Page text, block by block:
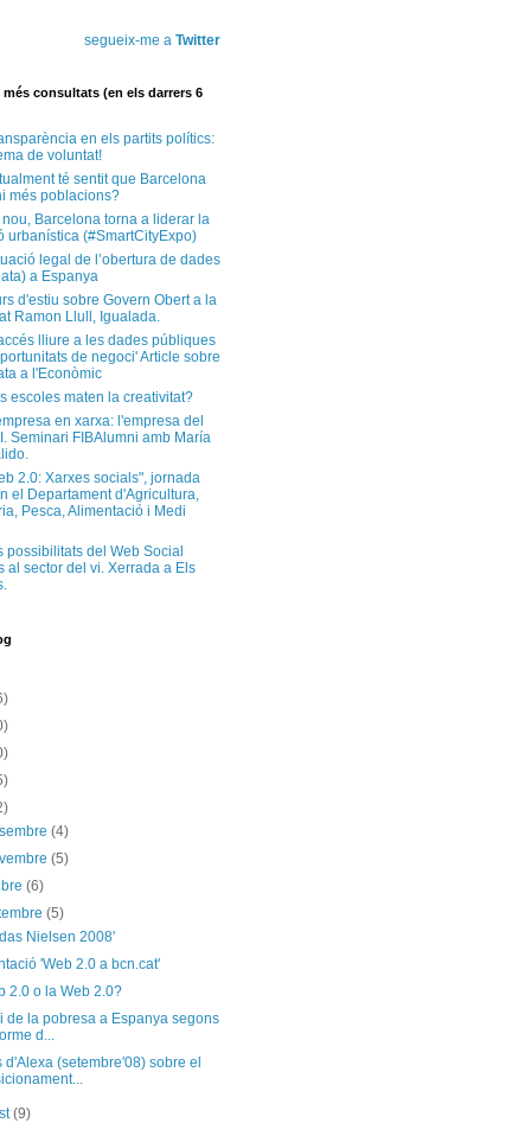
segueix-me a Twitter
més consultats (en els darrers 6
en els partits polítics:
de voluntat!
té sentit que Barcelona
més poblacions?
Barcelona torna a liderar la
urbanística (#SmartCityExpo)
legal de l’obertura de dades
a Espanya
d'estiu sobre Govern Obert a la
Ramon Llull, Igualada.
lliure a les dades públiques
de negoci' Article sobre
a l'Econòmic
escoles maten la creativitat?
en xarxa: l'empresa del
Seminari FIBAlumni amb María
2.0: Xarxes socials", jornada
el Departament d'Agricultura,
Pesca, Alimentació i Medi
possibilitats del Web Social
al sector del vi. Xerrada a Els
(4)
(5)
(6)
(5)
Nielsen 2008'
'Web 2.0 a bcn.cat'
2.0 o la Web 2.0?
de la pobresa a Espanya segons
d...
d'Alexa (setembre'08) sobre el
(9)